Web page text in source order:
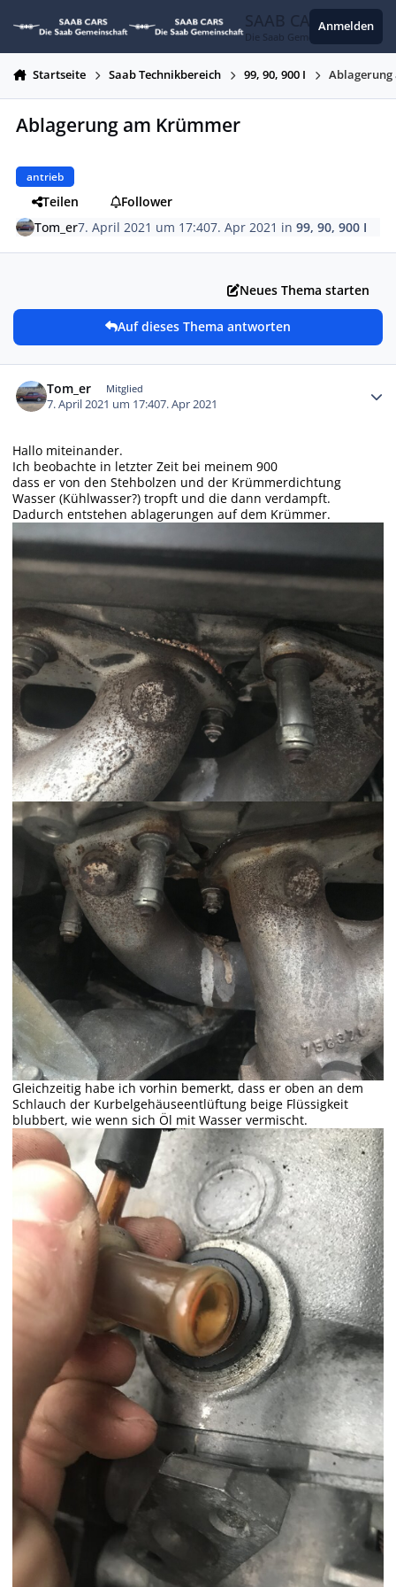
SAAB CARS
Die Saab Gemeinschaft
Anmelden
Startseite Saab Technikbereich 99, 90, 900 I
Ablagerung am Krümmer
antrieb
Teilen
Follower
Tom_er7. April 2021 um 17:407. Apr 2021 in99, 90, 900 I
Neues Thema starten
Auf dieses Thema antworten
Tom_er Mitglied
7. April 2021 um 17:407. Apr 2021
Hallo miteinander.
Ich beobachte in letzter Zeit bei meinem 900
dass er von den Stehbolzen und der Krümmerdichtung
Wasser (Kühlwasser?) tropft und die dann verdampft.
Dadurch entstehen ablagerungen auf dem Krümmer.
Gleichzeitig habe ich vorhin bemerkt, dass er oben an dem
Schlauch der Kurbelgehäuseentlüftung beige Flüssigkeit
blubbert, wie wenn sich Öl mit Wasser vermischt.